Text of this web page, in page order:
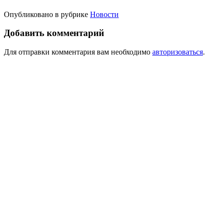
Опубликовано в рубрике Новости
Добавить комментарий
Для отправки комментария вам необходимо авторизоваться.